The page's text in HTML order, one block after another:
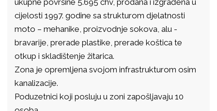
ukupne površine 5.695 čhv, prodana i izgrađena u
cijelosti 1997. godine sa strukturom djelatnosti
moto – mehanike, proizvodnje sokova, alu -
bravarije, prerade plastike, prerade koštica te
otkup i skladištenje žitarica.
Zona je opremljena svojom infrastrukturom osim
kanalizacije.
Poduzetnici koji posluju u zoni zapošljavaju 10